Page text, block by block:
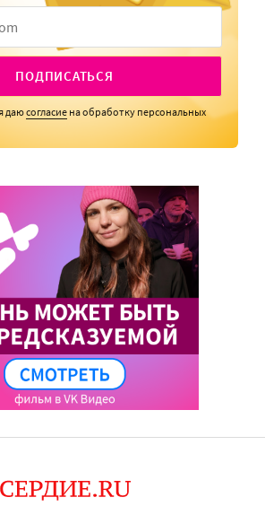
ПОДПИСАТЬСЯ
даюсогласие на обработку персональных